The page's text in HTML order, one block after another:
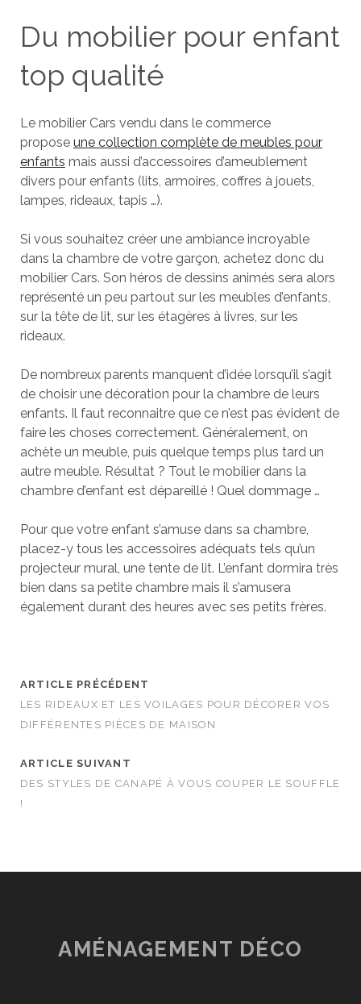
Du mobilier pour enfant
top qualité
Le mobilier Cars vendu dans le commerce
propose une collection complète de meubles pour
enfants mais aussi d’accessoires d’ameublement
divers pour enfants (lits, armoires, coffres à jouets,
lampes, rideaux, tapis …).
Si vous souhaitez créer une ambiance incroyable
dans la chambre de votre garçon, achetez donc du
mobilier Cars. Son héros de dessins animés sera alors
représenté un peu partout sur les meubles d’enfants,
sur la tête de lit, sur les étagères à livres, sur les
rideaux.
De nombreux parents manquent d’idée lorsqu’il s’agit
de choisir une décoration pour la chambre de leurs
enfants. Il faut reconnaitre que ce n’est pas évident de
faire les choses correctement. Généralement, on
achète un meuble, puis quelque temps plus tard un
autre meuble. Résultat ? Tout le mobilier dans la
chambre d’enfant est dépareillé ! Quel dommage …
Pour que votre enfant s’amuse dans sa chambre,
placez-y tous les accessoires adéquats tels qu’un
projecteur mural, une tente de lit. L’enfant dormira très
bien dans sa petite chambre mais il s’amusera
également durant des heures avec ses petits frères.
ARTICLE PRÉCÉDENT
LES RIDEAUX ET LES VOILAGES POUR DÉCORER VOS
DIFFÉRENTES PIÈCES DE MAISON
ARTICLE SUIVANT
DES STYLES DE CANAPÉ À VOUS COUPER LE SOUFFLE
!
AMÉNAGEMENT DÉCO